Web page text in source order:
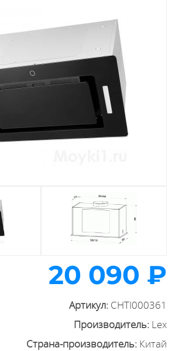
Стиральные машины
20 090 ₽
Артикул: CHTI000361
Производитель: Lex
Страна-производитель: Китай